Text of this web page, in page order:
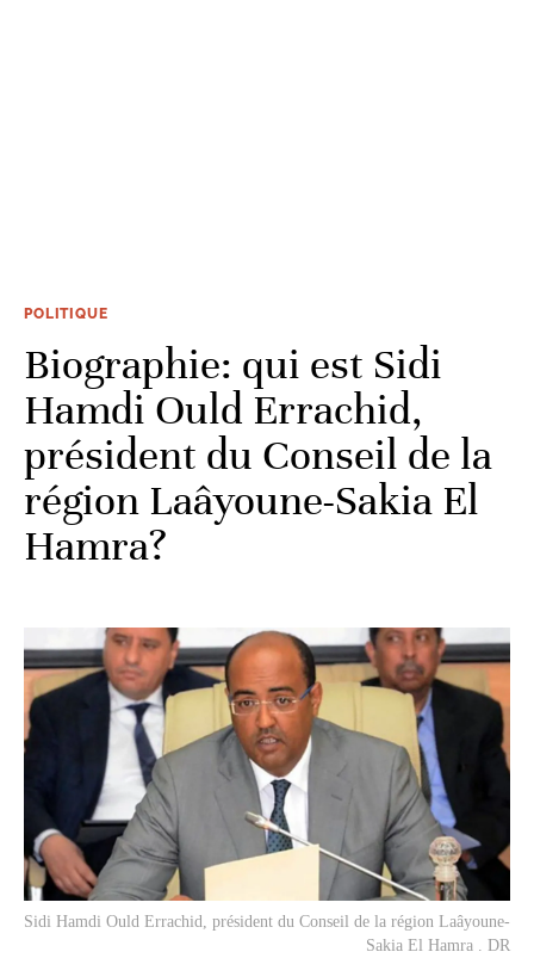
POLITIQUE
Biographie: qui est Sidi
Hamdi Ould Errachid,
président du Conseil de la
région Laâyoune-Sakia El
Hamra?
Sidi Hamdi Ould Errachid, président du Conseil de la région Laâyoune-
Sakia El Hamra . DR